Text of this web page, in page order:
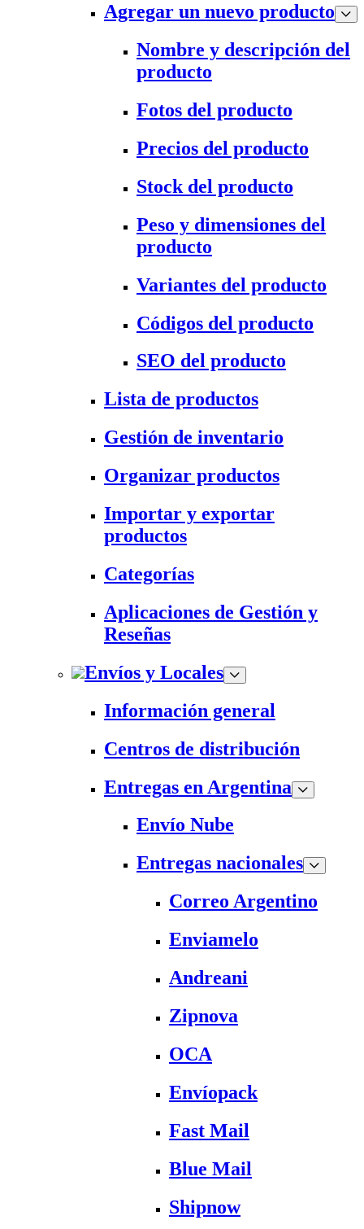
Agregar un nuevo producto
Nombre y descripción del
producto
Fotos del producto
Precios del producto
Stock del producto
Peso y dimensiones del
producto
Variantes del producto
Códigos del producto
SEO del producto
Lista de productos
Gestión de inventario
Organizar productos
Importar y exportar
productos
Categorías
Aplicaciones de Gestión y
Reseñas
Envíos y Locales
Información general
Centros de distribución
Entregas en Argentina
Envío Nube
Entregas nacionales
Correo Argentino
Enviamelo
Andreani
Zipnova
OCA
Envíopack
Fast Mail
Blue Mail
Shipnow